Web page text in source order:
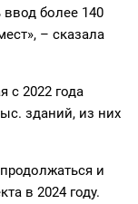
более 140
– сказала
с 2022 года
зданий, из них
и
в 2024 году.